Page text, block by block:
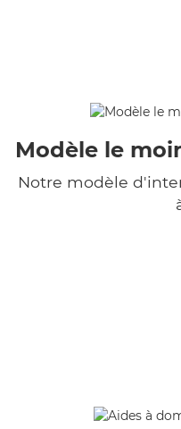
Modèle le
Notre modèle